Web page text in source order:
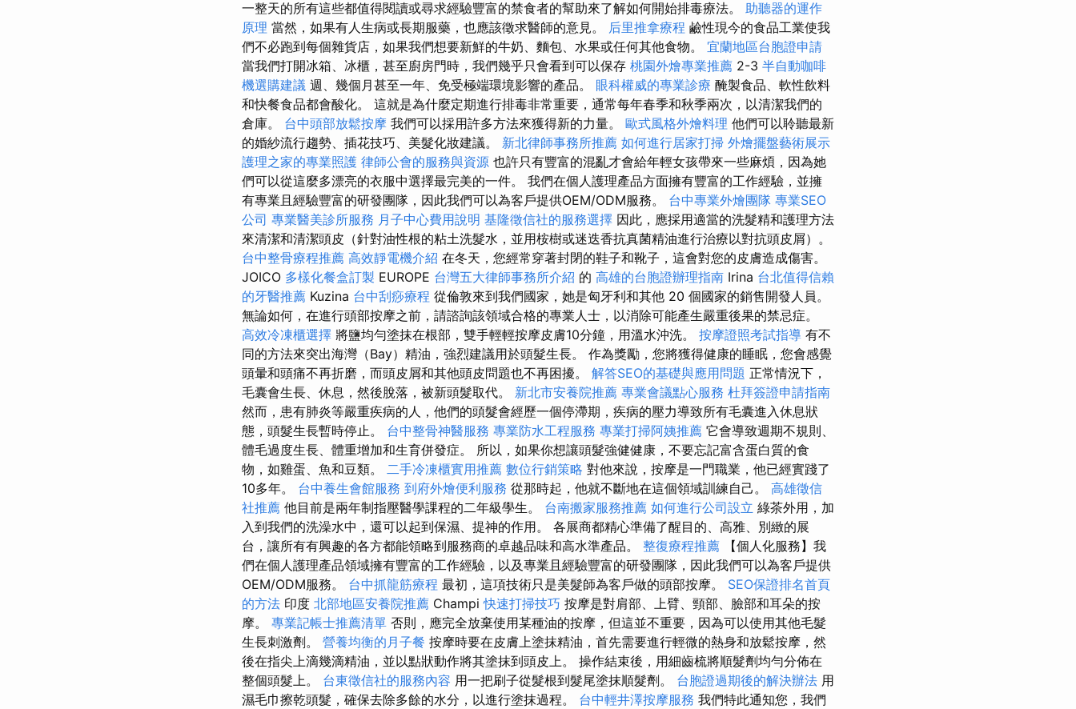
一整天的所有這些都值得閱讀或尋求經驗豐富的禁食者的幫助來了解如何開始排毒療法。 助聽器的運作
原理 當然，如果有人生病或長期服藥，也應該徵求醫師的意見。 后里推拿療程 鹼性現今的食品工業使我
們不必跑到每個雜貨店，如果我們想要新鮮的牛奶、麵包、水果或任何其他食物。 宜蘭地區台胞證申請
當我們打開冰箱、冰櫃，甚至廚房門時，我們幾乎只會看到可以保存 桃園外燴專業推薦 2-3 半自動咖啡
機選購建議 週、幾個月甚至一年、免受極端環境影響的產品。 眼科權威的專業診療 醃製食品、軟性飲料
和快餐食品都會酸化。 這就是為什麼定期進行排毒非常重要，通常每年春季和秋季兩次，以清潔我們的
倉庫。 台中頭部放鬆按摩 我們可以採用許多方法來獲得新的力量。 歐式風格外燴料理 他們可以聆聽最新
的婚紗流行趨勢、插花技巧、美髮化妝建議。 新北律師事務所推薦 如何進行居家打掃 外燴擺盤藝術展示
護理之家的專業照護 律師公會的服務與資源 也許只有豐富的混亂才會給年輕女孩帶來一些麻煩，因為她
們可以從這麼多漂亮的衣服中選擇最完美的一件。 我們在個人護理產品方面擁有豐富的工作經驗，並擁
有專業且經驗豐富的研發團隊，因此我們可以為客戶提供OEM/ODM服務。 台中專業外燴團隊 專業SEO
公司 專業醫美診所服務 月子中心費用說明 基隆徵信社的服務選擇 因此，應採用適當的洗髮精和護理方法
來清潔和清潔頭皮（針對油性根的粘土洗髮水，並用桉樹或迷迭香抗真菌精油進行治療以對抗頭皮屑）。
台中整骨療程推薦 高效靜電機介紹 在冬天，您經常穿著封閉的鞋子和靴子，這會對您的皮膚造成傷害。
JOICO 多樣化餐盒訂製 EUROPE 台灣五大律師事務所介紹 的 高雄的台胞證辦理指南 Irina 台北值得信賴
的牙醫推薦 Kuzina 台中刮痧療程 從倫敦來到我們國家，她是匈牙利和其他 20 個國家的銷售開發人員。
無論如何，在進行頭部按摩之前，請諮詢該領域合格的專業人士，以消除可能產生嚴重後果的禁忌症。
高效冷凍櫃選擇 將鹽均勻塗抹在根部，雙手輕輕按摩皮膚10分鐘，用溫水沖洗。 按摩證照考試指導 有不
同的方法來突出海灣（Bay）精油，強烈建議用於頭髮生長。 作為獎勵，您將獲得健康的睡眠，您會感覺
頭暈和頭痛不再折磨，而頭皮屑和其他頭皮問題也不再困擾。 解答SEO的基礎與應用問題 正常情況下，
毛囊會生長、休息，然後脫落，被新頭髮取代。 新北市安養院推薦 專業會議點心服務 杜拜簽證申請指南
然而，患有肺炎等嚴重疾病的人，他們的頭髮會經歷一個停滯期，疾病的壓力導致所有毛囊進入休息狀
態，頭髮生長暫時停止。 台中整骨神醫服務 專業防水工程服務 專業打掃阿姨推薦 它會導致週期不規則、
體毛過度生長、體重增加和生育併發症。 所以，如果你想讓頭髮強健健康，不要忘記富含蛋白質的食
物，如雞蛋、魚和豆類。 二手冷凍櫃實用推薦 數位行銷策略 對他來說，按摩是一門職業，他已經實踐了
10多年。 台中養生會館服務 到府外燴便利服務 從那時起，他就不斷地在這個領域訓練自己。 高雄徵信
社推薦 他目前是兩年制指壓醫學課程的二年級學生。 台南搬家服務推薦 如何進行公司設立 綠茶外用，加
入到我們的洗澡水中，還可以起到保濕、提神的作用。 各展商都精心準備了醒目的、高雅、別緻的展
台，讓所有有興趣的各方都能領略到服務商的卓越品味和高水準產品。 整復療程推薦 【個人化服務】我
們在個人護理產品領域擁有豐富的工作經驗，以及專業且經驗豐富的研發團隊，因此我們可以為客戶提供
OEM/ODM服務。 台中抓龍筋療程 最初，這項技術只是美髮師為客戶做的頭部按摩。 SEO保證排名首頁
的方法 印度 北部地區安養院推薦 Champi快速打掃技巧 按摩是對肩部、上臂、頸部、臉部和耳朵的按
摩。 專業記帳士推薦清單 否則，應完全放棄使用某種油的按摩，但這並不重要，因為可以使用其他毛髮
生長刺激劑。 營養均衡的月子餐 按摩時要在皮膚上塗抹精油，首先需要進行輕微的熱身和放鬆按摩，然
後在指尖上滴幾滴精油，並以點狀動作將其塗抹到頭皮上。 操作結束後，用細齒梳將順髮劑均勻分佈在
整個頭髮上。 台東徵信社的服務內容 用一把刷子從髮根到髮尾塗抹順髮劑。 台胞證過期後的解決辦法 用
濕毛巾擦乾頭髮，確保去除多餘的水分，以進行塗抹過程。 台中輕井澤按摩服務 我們特此通知您，我們